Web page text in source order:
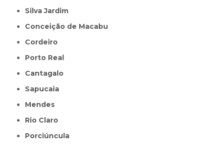
Silva Jardim
Conceição de Macabu
Cordeiro
Porto Real
Cantagalo
Sapucaia
Mendes
Rio Claro
Porciúncula